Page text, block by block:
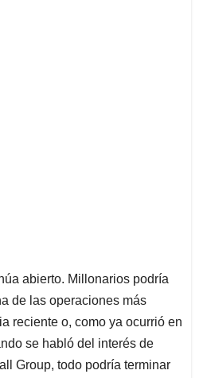
abierto. Millonarios podría
de las operaciones más
reciente o, como ya ocurrió en
se habló del interés de
Group, todo podría terminar